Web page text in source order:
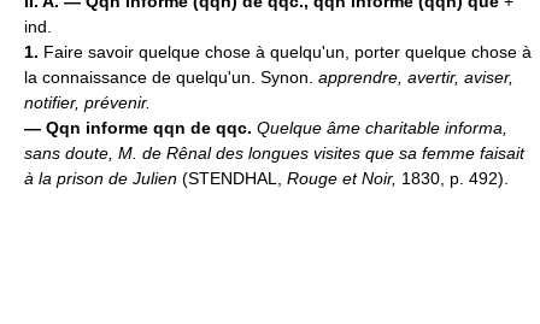
ind.
1. Faire savoir quelque chose à quelqu'un, porter quelque chose à
la connaissance de quelqu'un. Synon. apprendre, avertir, aviser,
notifier, prévenir.
— Qqn informe qqn de qqc. Quelque âme charitable informa,
sans doute, M. de Rênal des longues visites que sa femme faisait
à la prison de Julien (STENDHAL, Rouge et Noir, 1830, p. 492).